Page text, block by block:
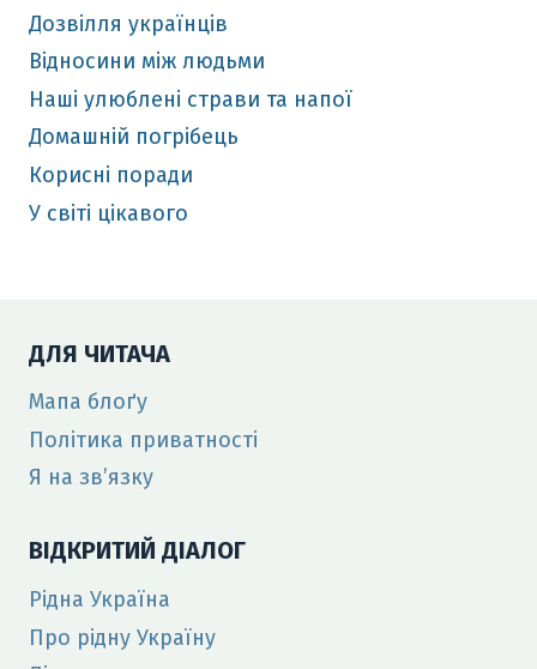
Дозвілля українців
Відносини між людьми
Наші улюблені страви та напої
Домашній погрібець
Корисні поради
У світі цікавого
ДЛЯ ЧИТАЧА
Мапа блоґу
Політика приватності
Я на зв’язку
ВІДКРИТИЙ ДІАЛОГ
Рідна Україна
Про рідну Україну